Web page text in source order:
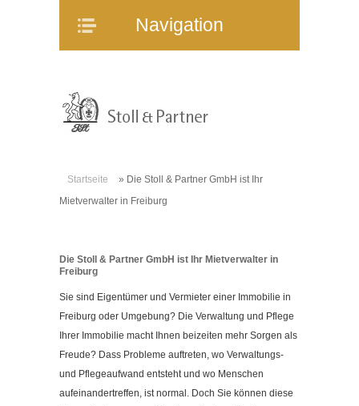
Navigation
Navigation
Mitarbeiter
Verkauf und Vermietung
Partner
Stellenangebote
Impressum
Startseite » Die Stoll & Partner GmbH ist Ihr
Mietverwalter in Freiburg
Die Stoll & Partner GmbH ist Ihr Mietverwalter in
Freiburg
Sie sind Eigentümer und Vermieter einer Immobilie in
Freiburg oder Umgebung? Die Verwaltung und Pflege
Ihrer Immobilie macht Ihnen beizeiten mehr Sorgen als
Freude? Dass Probleme auftreten, wo Verwaltungs-
und Pflegeaufwand entsteht und wo Menschen
aufeinandertreffen, ist normal. Doch Sie können diese